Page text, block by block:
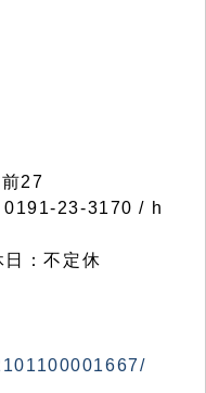
27
23-3170 / h
：不定休